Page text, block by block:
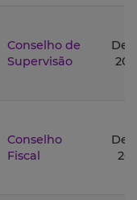
Conselho de
Supervisão
Conselho
Fiscal